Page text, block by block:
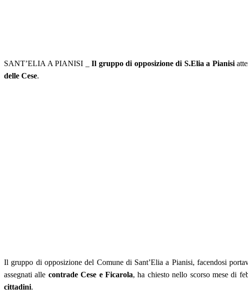
SANT’ELIA A PIANISI _Il gruppo di opposizione di S.Elia a Pianisi
delle Cese.
Il gruppo di opposizione del Comune di Sant’Elia a Pianisi, facendosi
assegnati alle contrade Cese e Ficarola, ha chiesto nello scorso mese di
cittadini.